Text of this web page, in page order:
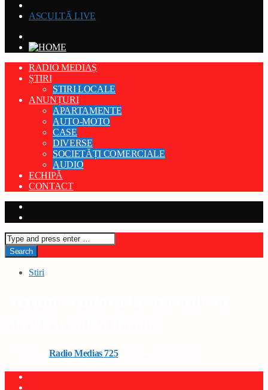
ASCULTĂ LIVE
RADIO MEDIAȘ
ȘTIRI
STIRI LOCALE
ANUNȚURI
APARTAMENTE
AUTO-MOTO
CASE
DIVERSE
SOCIETĂȚI COMERCIALE
AUDIO
ECHIPĂ
CONTACT
Stiri
Radio Medias 725on 24 septembrie 2025